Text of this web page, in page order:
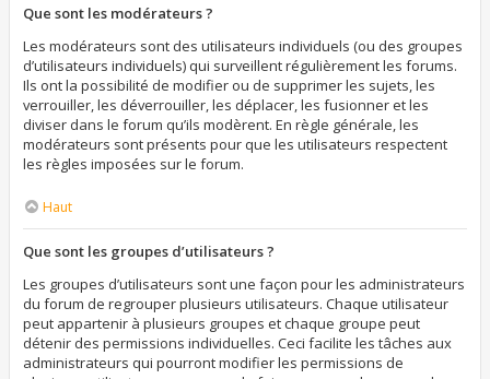
Que sont les modérateurs ?
Les modérateurs sont des utilisateurs individuels (ou des groupes
d’utilisateurs individuels) qui surveillent régulièrement les forums.
Ils ont la possibilité de modifier ou de supprimer les sujets, les
verrouiller, les déverrouiller, les déplacer, les fusionner et les
diviser dans le forum qu’ils modèrent. En règle générale, les
modérateurs sont présents pour que les utilisateurs respectent
les règles imposées sur le forum.
Haut
Que sont les groupes d’utilisateurs ?
Les groupes d’utilisateurs sont une façon pour les administrateurs
du forum de regrouper plusieurs utilisateurs. Chaque utilisateur
peut appartenir à plusieurs groupes et chaque groupe peut
détenir des permissions individuelles. Ceci facilite les tâches aux
administrateurs qui pourront modifier les permissions de